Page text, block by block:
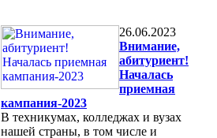
26.06.2023
Внимание,
абитуриент!
Началась
приемная
кампания-2023
В техникумах, колледжах и вузах
нашей страны, в том числе и